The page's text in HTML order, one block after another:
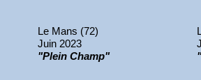
Le Mans (72)
Juin 2023
"Plein Champ"